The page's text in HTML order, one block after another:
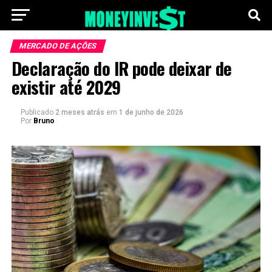
MERCADO DE AÇÕES
Declaração do IR pode deixar de
existir até 2029
Publicado 2 meses atrás em 1 de junho de 2026
Por Bruno